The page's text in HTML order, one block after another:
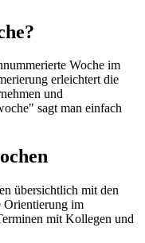
Woche im
erleichtert die
und
sagt man einfach
übersichtlich mit den
Orientierung im
mit Kollegen und